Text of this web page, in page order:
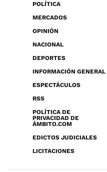
POLÍTICA
MERCADOS
OPINIÓN
NACIONAL
DEPORTES
INFORMACIÓN GENERAL
ESPECTÁCULOS
RSS
POLÍTICA DE
PRIVACIDAD DE
ÁMBITO.COM
EDICTOS JUDICIALES
LICITACIONES